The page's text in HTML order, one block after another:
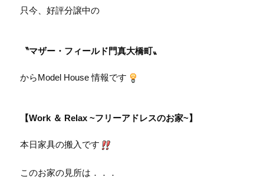
只今、好評分譲中の
〝マザー・フィールド門真大橋町〟
からModel House 情報です
【Work ＆ Relax ~フリーアドレスのお家~】
本日家具の搬入です
このお家の見所は．．．